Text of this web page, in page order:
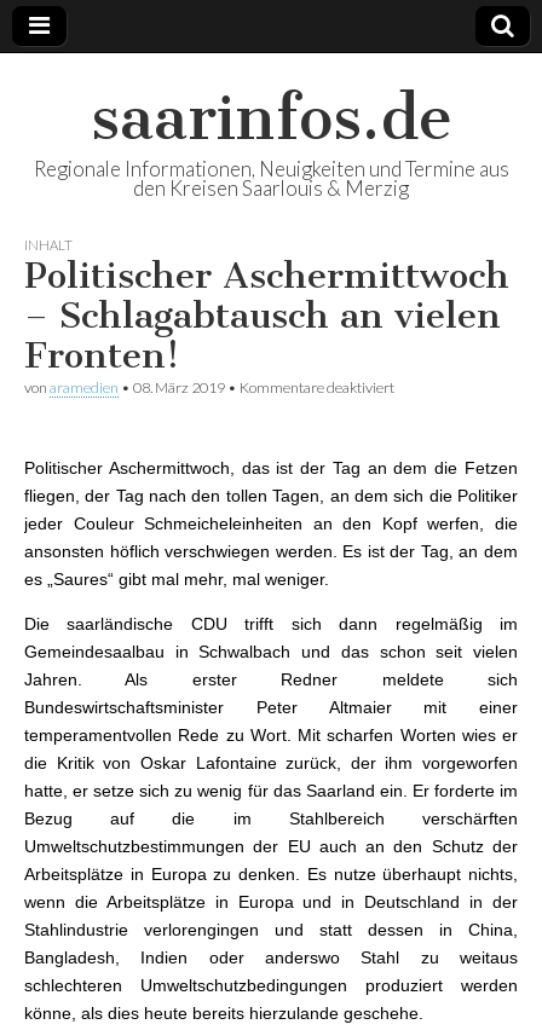
saarinfos.de
Regionale Informationen, Neuigkeiten und Termine aus
den Kreisen Saarlouis & Merzig
INHALT
Politischer Aschermittwoch
– Schlagabtausch an vielen
Fronten!
von aramedien • 08. März 2019 • Kommentare deaktiviert
Politischer Aschermittwoch, das ist der Tag an dem die Fetzen
fliegen, der Tag nach den tollen Tagen, an dem sich die Politiker
jeder Couleur Schmeicheleinheiten an den Kopf werfen, die
ansonsten höflich verschwiegen werden. Es ist der Tag, an dem
es „Saures“ gibt mal mehr, mal weniger.
Die saarländische CDU trifft sich dann regelmäßig im
Gemeindesaalbau in Schwalbach und das schon seit vielen
Jahren. Als erster Redner meldete sich
Bundeswirtschaftsminister Peter Altmaier mit einer
temperamentvollen Rede zu Wort. Mit scharfen Worten wies er
die Kritik von Oskar Lafontaine zurück, der ihm vorgeworfen
hatte, er setze sich zu wenig für das Saarland ein. Er forderte im
Bezug auf die im Stahlbereich verschärften
Umweltschutzbestimmungen der EU auch an den Schutz der
Arbeitsplätze in Europa zu denken. Es nutze überhaupt nichts,
wenn die Arbeitsplätze in Europa und in Deutschland in der
Stahlindustrie verlorengingen und statt dessen in China,
Bangladesh, Indien oder anderswo Stahl zu weitaus
schlechteren Umweltschutzbedingungen produziert werden
könne, als dies heute bereits hierzulande geschehe.